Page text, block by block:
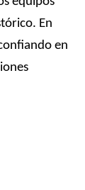
En
en